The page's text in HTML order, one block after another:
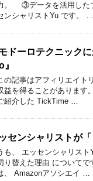
。 ③データを活用した
ンシャリストYu です。 …
ドーロテクニック
』
の記事はアフィリエイト
益を得ることがあります
紹介した TickTime …
センシャリストが
も、 エッセンシャリスト
り替えた理由 について
、 Amazonアソシエイ …